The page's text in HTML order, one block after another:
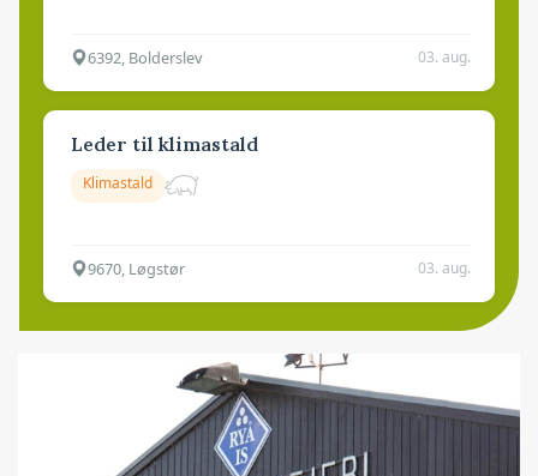
6392, Bolderslev 03. aug.
Leder til klimastald
Klimastald
9670, Løgstør 03. aug.